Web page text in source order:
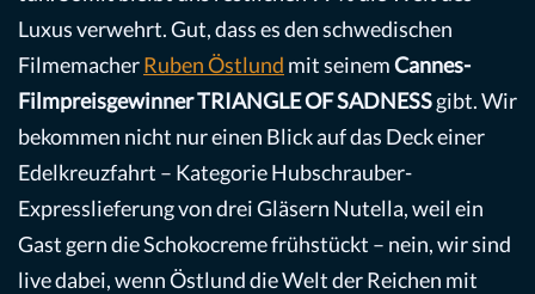
Luxus verwehrt. Gut, dass es den schwedischen
FilmemacherRuben Östlund mit seinemCannes-
FilmpreisgewinnerTRIANGLE OF SADNESSgibt. Wir
bekommen nicht nur einen Blick auf das Deck einer
Edelkreuzfahrt – Kategorie Hubschrauber-
Expresslieferung von drei Gläsern Nutella, weil ein
Gast gern die Schokocreme frühstückt – nein, wir sind
live dabei, wenn Östlund die Welt der Reichen mit